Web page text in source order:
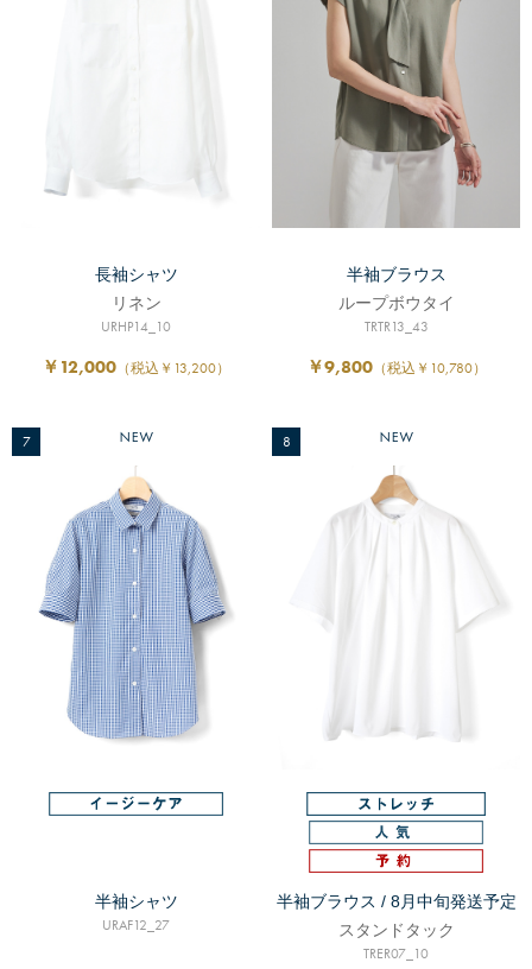
長袖シャツ
リネン
URHP14_10
￥12,000 （税込￥13,200）
半袖ブラウス
ループボウタイ
TRTR13_43
￥9,800（税込￥10,780）
7
半袖シャツ
URAF12_27
8
半袖ブラウス / 8月中旬発送予定
スタンドタック
TRER07_10